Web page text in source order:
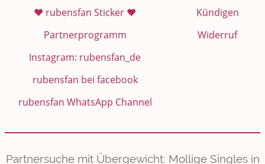
❤️ rubensfan Sticker ❤️
Partnerprogramm
Instagram: rubensfan_de
rubensfan bei facebook
rubensfan WhatsApp Channel
Kündigen
Widerruf
Partnersuche mit Übergewicht: Mollige Singles in